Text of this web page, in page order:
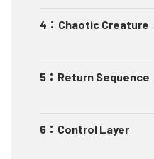
4 ： Chaotic Creature
5 ： Return Sequence
6 ： Control Layer